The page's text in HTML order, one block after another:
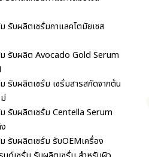
รับผลิตเซรั่มกาแลคโตมัยเซส
ม รับผลิต Avocado Gold Serum
รับผลิตเซรั่ม เซรั่มสารสกัดจากต้น
รับผลิตเซรั่ม Centella Serum
รับผลิตเซรั่ม รับOEMเครื่อง